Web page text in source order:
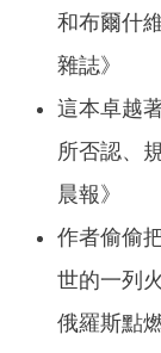
和布爾什
雜誌》
這本卓越
所否認、
晨報》
作者偷偷
世的一列
俄羅斯點